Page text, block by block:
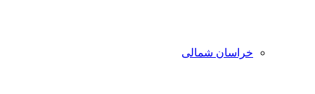
خراسان شمالی